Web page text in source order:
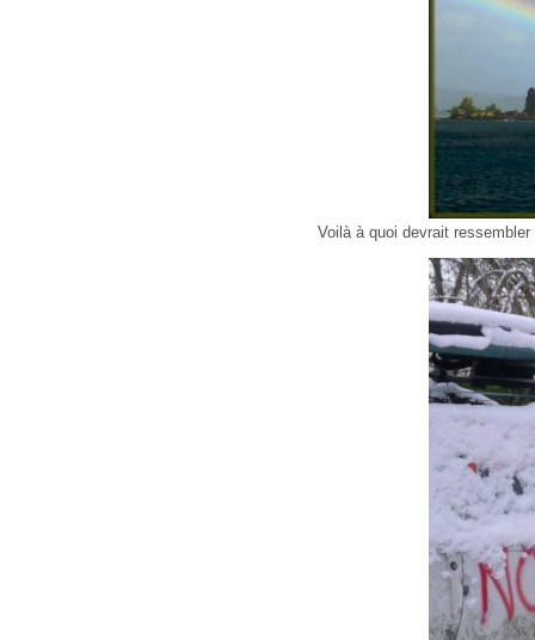
Voilà à quoi devrait